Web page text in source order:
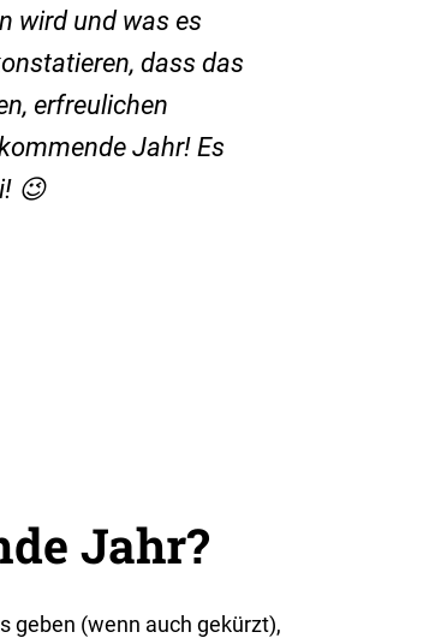
wird und was es
dass das
erfreulichen
Jahr! Es
😉
Jahr?
geben (wenn auch gekürzt),